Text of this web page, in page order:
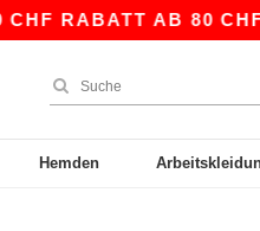
AB 80 CHF
Hemden